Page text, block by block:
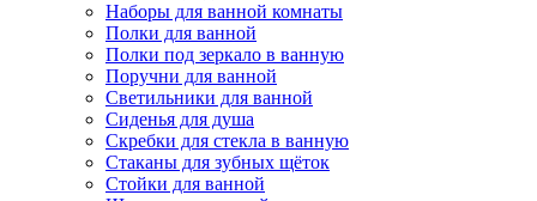
Наборы для ванной комнаты
Полки для ванной
Полки под зеркало в ванную
Поручни для ванной
Светильники для ванной
Сиденья для душа
Скребки для стекла в ванную
Стаканы для зубных щёток
Стойки для ванной